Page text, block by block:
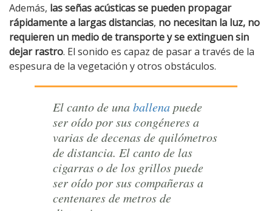
Además, las señas acústicas se pueden propagar
rápidamente a largas distancias, no necesitan la luz, no
requieren un medio de transporte y se extinguen sin
dejar rastro. El sonido es capaz de pasar a través de la
espesura de la vegetación y otros obstáculos.
El canto de unaballenapuede
ser oído por sus congéneres a
varias de decenas de quilómetros
de distancia. El canto de las
cigarras o de los grillos puede
ser oído por sus compañeras a
centenares de metros de